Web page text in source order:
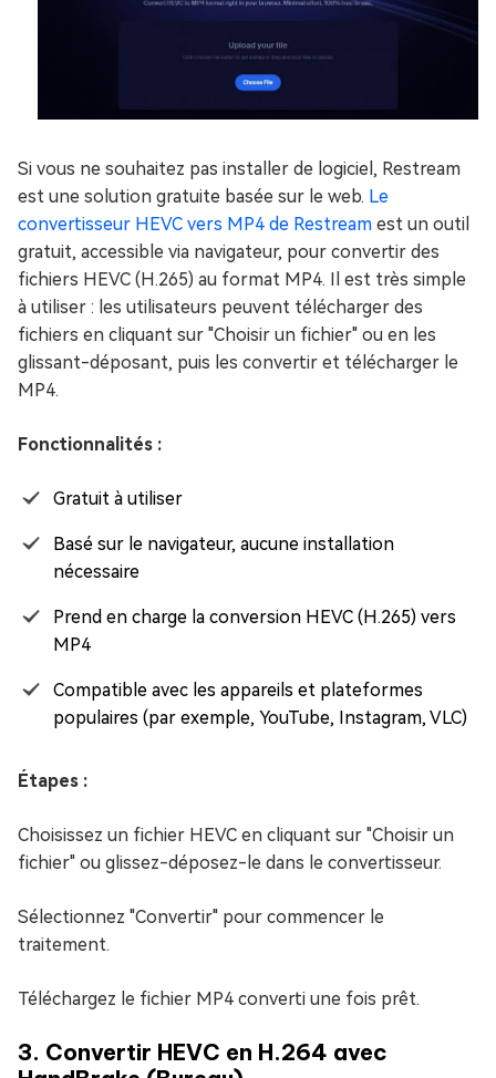
Si vous ne souhaitez pas installer de logiciel, Restream
est une solution gratuite basée sur le web. Le
convertisseur HEVC vers MP4 de Restream est un outil
gratuit, accessible via navigateur, pour convertir des
fichiers HEVC (H.265) au format MP4. Il est très simple
à utiliser : les utilisateurs peuvent télécharger des
fichiers en cliquant sur "Choisir un fichier" ou en les
glissant-déposant, puis les convertir et télécharger le
MP4.
Fonctionnalités :
Gratuit à utiliser
Basé sur le navigateur, aucune installation
nécessaire
Prend en charge la conversion HEVC (H.265) vers
MP4
Compatible avec les appareils et plateformes
populaires (par exemple, YouTube, Instagram, VLC)
Étapes :
Choisissez un fichier HEVC en cliquant sur "Choisir un
fichier" ou glissez-déposez-le dans le convertisseur.
Sélectionnez "Convertir" pour commencer le
traitement.
Téléchargez le fichier MP4 converti une fois prêt.
3. Convertir HEVC en H.264 avec